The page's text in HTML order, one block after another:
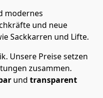
modernes
und neue
Sackkarren und Lifte.
Unsere Preise setzen
zusammen.
und transparent